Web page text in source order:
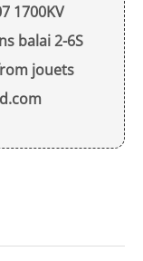
1700KV
balai 2-6S
jouets